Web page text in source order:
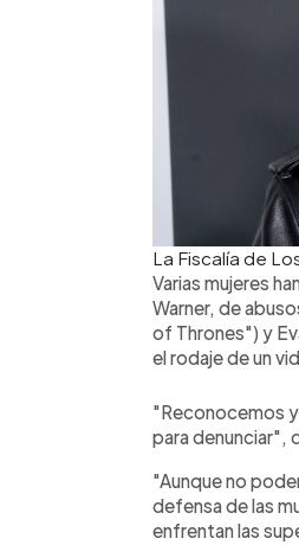
La Fiscalía de
Varias mujeres
Warner, de
of Thrones") y
el rodaje de un
"Reconocemos
para denunciar",
"Aunque no
defensa de las
enfrentan las